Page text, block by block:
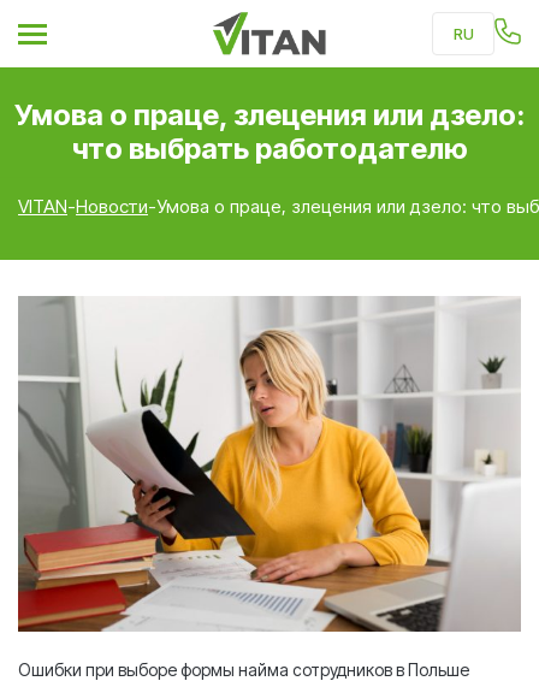
RU
UKR
PL
Умова о праце, злецения или дзело:
что выбрать работодателю
VITAN-Новости-Умова о праце, злецения или дзело: что
Ошибки при выборе формы найма сотрудников в Польше